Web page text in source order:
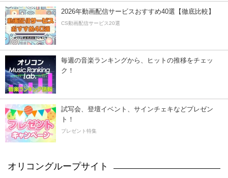
2026年動画配信サービスおすすめ40選【徹底比較】
CS動画配信サービス20選
毎週の音楽ランキングから、ヒットの推移をチェッ
ク！
試写会、登壇イベント、サインチェキなどプレゼン
ト！
プレゼント特集
オリコングループサイト